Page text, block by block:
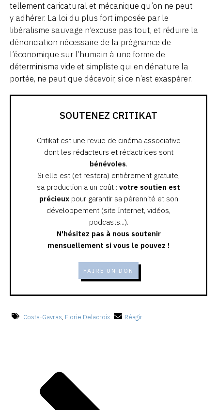
tellement caricatural et mécanique qu’on ne peut
y adhérer. La loi du plus fort imposée par le
libéralisme sauvage n’excuse pas tout, et réduire la
dénonciation nécessaire de la prégnance de
l’économique sur l’humain à une forme de
déterminisme vide et simpliste qui en dénature la
portée, ne peut que décevoir, si ce n’est exaspérer.
SOUTENEZ CRITIKAT
Critikat est une revue de cinéma associative
dont les rédacteurs et rédactrices sont
bénévoles.
Si elle est (et restera) entièrement gratuite,
sa production a un coût : votre soutien est
précieuxpour garantir sa pérennité et son
développement (site Internet, vidéos,
podcasts...).
N'hésitez pas à nous soutenir
mensuellement si vous le pouvez !
FAIRE UN DON
Costa-Gavras, Florie Delacroix Réagir